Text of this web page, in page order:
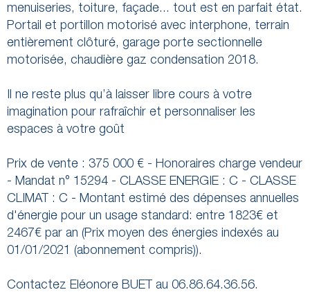
menuiseries, toiture, façade... tout est en parfait état.
Portail et portillon motorisé avec interphone, terrain
entièrement clôturé, garage porte sectionnelle
motorisée, chaudière gaz condensation 2018.
Il ne reste plus qu’à laisser libre cours à votre
imagination pour rafraîchir et personnaliser les
espaces à votre goût
Prix de vente : 375 000 € - Honoraires charge vendeur
- Mandat n° 15294 - CLASSE ENERGIE : C - CLASSE
CLIMAT : C - Montant estimé des dépenses annuelles
d'énergie pour un usage standard: entre 1823€ et
2467€ par an (Prix moyen des énergies indexés au
01/01/2021 (abonnement compris)).
Contactez Eléonore BUET au 06.86.64.36.56.